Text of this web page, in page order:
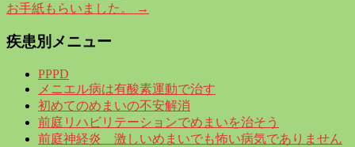
お手紙もらいました。
→
疾患別メニュー
PPPD
メニエル病は有酸素運動で治す
初めてのめまいの不安解消
前庭リハビリテーションでめまいを治そう
前庭神経炎 激しいめまいでも怖い病気でありません